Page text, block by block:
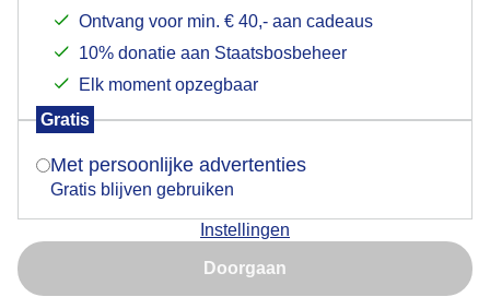
Ontvang voor min. € 40,- aan cadeaus
10% donatie aan Staatsbosbeheer
Elk moment opzegbaar
Gratis
Met persoonlijke advertenties
Gratis blijven gebruiken
Instellingen
Doorgaan
Door: Roelie Van der Vegt Gemaakt: 19-01-2026, 86x bekeken
Indien je hier nog geen akkoord op hebt gegeven,
verschijnt er zo een pop-up uit je browser waarin
Is goed, toon de popup
Nu niet, misschien later